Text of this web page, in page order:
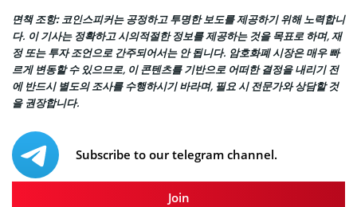
면책 조항:코인스피커는 공정하고 투명한 보도를 제공하기 위해 노력합니
다. 이 기사는 정확하고 시의적절한 정보를 제공하는 것을 목표로 하며, 재
정 또는 투자 조언으로 간주되어서는 안 됩니다. 암호화폐 시장은 매우 빠
르게 변동할 수 있으므로, 이 콘텐츠를 기반으로 어떠한 결정을 내리기 전
에 반드시 별도의 조사를 수행하시기 바라며, 필요 시 전문가와 상담할 것
을 권장합니다.
Subscribe to our telegram channel.
Join